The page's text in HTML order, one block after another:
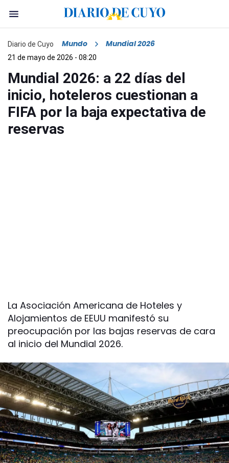
Diario de Cuyo Mundo Mundial 2026
21 de mayo de 2026 - 08:20
Mundial 2026: a 22 días del
inicio, hoteleros cuestionan a
FIFA por la baja expectativa de
reservas
La Asociación Americana de Hoteles y
Alojamientos de EEUU manifestó su
preocupación por las bajas reservas de cara
al inicio del Mundial 2026.